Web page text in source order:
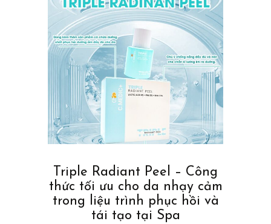
Triple Radiant Peel – Công
thức tối ưu cho da nhạy cảm
trong liệu trình phục hồi và
tái tạo tại Spa